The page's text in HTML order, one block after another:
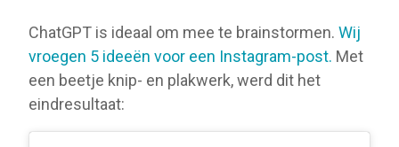
ChatGPT is ideaal om mee te brainstormen. Wij
vroegen 5 ideeën voor een Instagram-post. Met
een beetje knip- en plakwerk, werd dit het
eindresultaat: